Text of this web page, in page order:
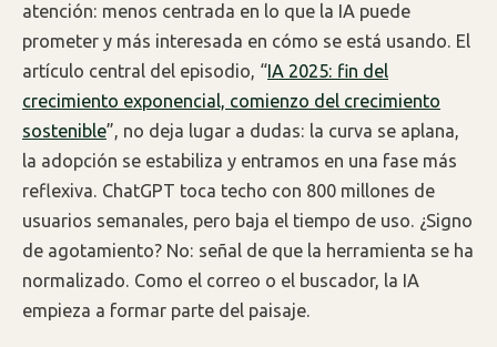
atención: menos centrada en lo que la IA puede
prometer y más interesada en cómo se está usando. El
artículo central del episodio, “ IA 2025: fin del
crecimiento exponencial, comienzo del crecimiento
sostenible”, no deja lugar a dudas: la curva se aplana,
la adopción se estabiliza y entramos en una fase más
reflexiva. ChatGPT toca techo con 800 millones de
usuarios semanales, pero baja el tiempo de uso. ¿Signo
de agotamiento? No: señal de que la herramienta se ha
normalizado. Como el correo o el buscador, la IA
empieza a formar parte del paisaje.